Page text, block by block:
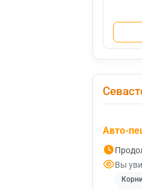
Авто-
Вы